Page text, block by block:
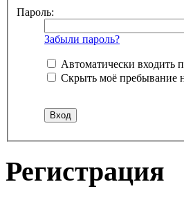
Пароль:
Забыли пароль?
Автоматически входить
Скрыть моё пребывание
Регистрация